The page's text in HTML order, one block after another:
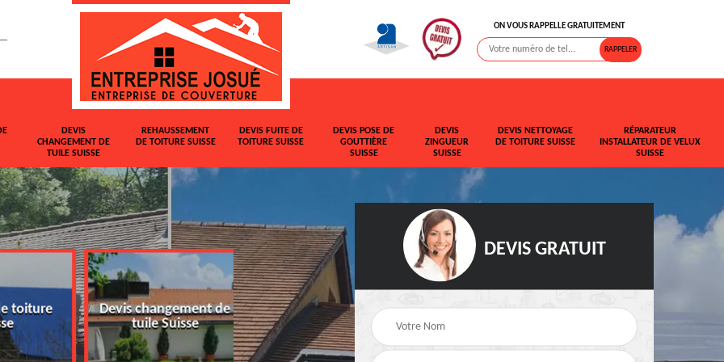
ON VOUS RAPPELLE GRATUITEMENT
DEVIS
CHANGEMENT DE
TUILE SUISSE
REHAUSSEMENT
DE TOITURE SUISSE
DEVIS FUITE DE
TOITURE SUISSE
DEVIS POSE DE
GOUTTIÈRE
SUISSE
DEVIS
ZINGUEUR
SUISSE
DEVIS NETTOYAGE
DE TOITURE SUISSE
RÉPARATEUR
INSTALLATEUR DE VELUX
SUISSE
Devis changement de
tuile Suisse
Rehaussement de
toiture Suisse
Devis fuite de toiture
Devis pose de
gouttière Suisse
DEVIS GRATUIT